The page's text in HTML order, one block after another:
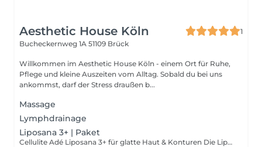
Aesthetic House Köln
1
Bucheckernweg 1A 51109 Brück
Willkommen im Aesthetic House Köln - einem Ort für Ruhe,
Pflege und kleine Auszeiten vom Alltag. Sobald du bei uns
ankommst, darf der Stress draußen b...
Massage
Lymphdrainage
Liposana 3+ | Paket
Cellulite Adé Liposana 3+ für glatte Haut & Konturen Die Liposana 3+ kombiniert moderne Technologie zur Fettzellenentleerung, Lymphaktivierung und Muskelstimulation. Sie ist ideal für alle, die: - hartnäckige Problemzonen wie Bauch, Beine oder Arme reduzieren möchten - unter Lipödem oder Cellulite leiden - ihr Bindegewebe straffen wollen - den Stoffwechsel aktivieren und sich leichter fühlen möchten Vorteile: - sichtbar glattere Haut & straffere Konturen - mehr Energie & Leichtigkeit durch Lymphfluss-Aktivierung - entspannend, schmerzfrei & ohne Ausfallzeit